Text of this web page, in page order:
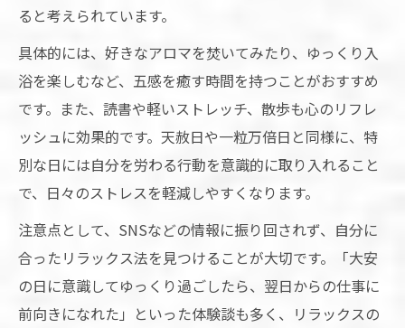
ると考えられています。
具体的には、好きなアロマを焚いてみたり、ゆっくり入
浴を楽しむなど、五感を癒す時間を持つことがおすすめ
です。また、読書や軽いストレッチ、散歩も心のリフレ
ッシュに効果的です。天赦日や一粒万倍日と同様に、特
別な日には自分を労わる行動を意識的に取り入れること
で、日々のストレスを軽減しやすくなります。
注意点として、SNSなどの情報に振り回されず、自分に
合ったリラックス法を見つけることが大切です。「大安
の日に意識してゆっくり過ごしたら、翌日からの仕事に
前向きになれた」といった体験談も多く、リラックスの